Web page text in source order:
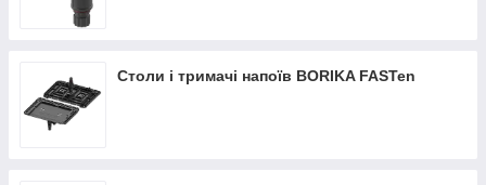
Столи і тримачі напоїв BORIKA FASTen